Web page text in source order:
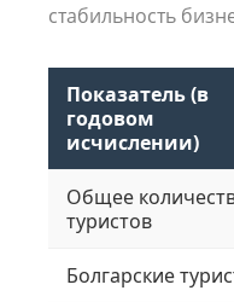
стабильность
Показатель (в
годовом
исчислении)
Общее
туристов
Болгарские